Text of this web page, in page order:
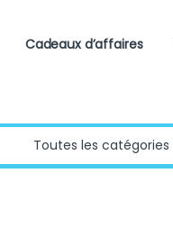
Cadeaux d’affaires